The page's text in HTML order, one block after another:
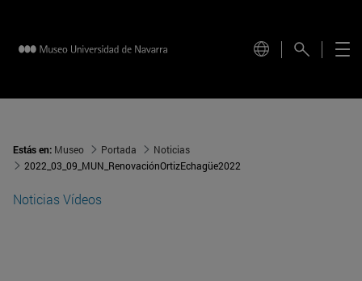
Estás en: Museo Portada
Noticias
2022_03_09_MUN_RenovaciónOrtizEchagüe2022
Noticias Vídeos